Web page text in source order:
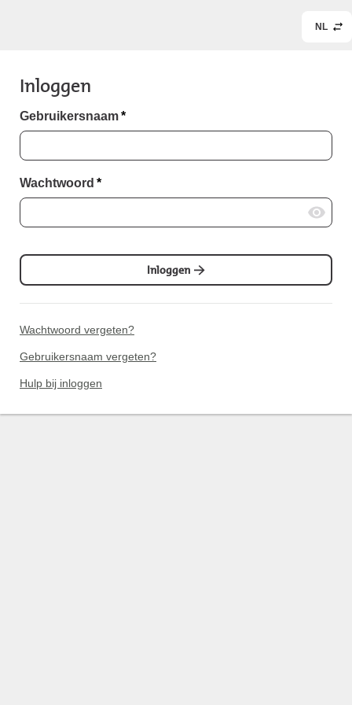
NL
Inloggen
Gebruikersnaam*
Wachtwoord *
Inloggen
Wachtwoord vergeten?
Gebruikersnaam vergeten?
Hulp bij inloggen